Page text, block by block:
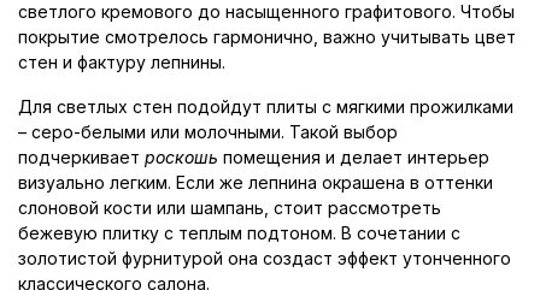
светлого кремового до насыщенного графитового. Чтобы
покрытие смотрелось гармонично, важно учитывать цвет
стен и фактуру лепнины.
Для светлых стен подойдут плиты с мягкими прожилками
– серо-белыми или молочными. Такой выбор
подчеркивает роскошь помещения и делает интерьер
визуально легким. Если же лепнина окрашена в оттенки
слоновой кости или шампань, стоит рассмотреть
бежевую плитку с теплым подтоном. В сочетании с
золотистой фурнитурой она создаст эффект утонченного
классического салона.